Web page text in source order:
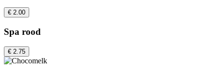
€ 2.00
Spa rood
€ 2.75